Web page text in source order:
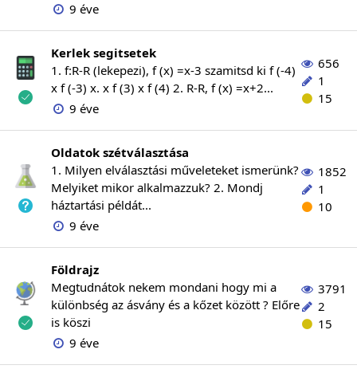
9 éve
Kerlek segitsetek
1. f:R-R (lekepezi), f (x) =x-3 szamitsd ki f (-4)
x f (-3) x. x f (3) x f (4) 2. R-R, f (x) =x+2...
9 éve
656
1
15
Oldatok szétválasztása
1. Milyen elválasztási műveleteket ismerünk?
Melyiket mikor alkalmazzuk? 2. Mondj
háztartási példát...
9 éve
1852
1
10
Földrajz
Megtudnátok nekem mondani hogy mi a
különbség az ásvány és a kőzet között ? Előre
is köszi
9 éve
3791
2
15